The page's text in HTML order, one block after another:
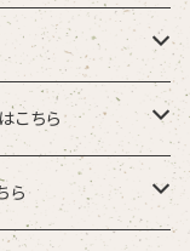
こちら
ら